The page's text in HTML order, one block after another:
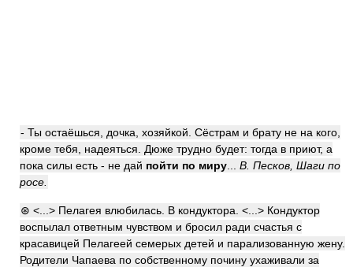
- Ты остаёшься, дочка, хозяйкой. Сёстрам и брату не на кого,
кроме тебя, надеяться. Дюже трудно будет: тогда в приют, а
пока силы есть - не дай пойти по миру
В. Песков, Шаги по
росе.
⊛ <...> Пелагея влюбилась. В кондуктора. <...> Кондуктор
воспылал ответным чувством и бросил ради счастья с
красавицей Пелагеей семерых детей и парализованную жену.
Родители Чапаева по собственному почину ухаживали за